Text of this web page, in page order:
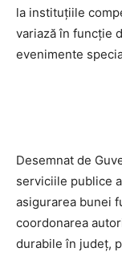
la instituțiile
variază în funcție
evenimente
Desemnat de
serviciile publice
asigurarea bunei
coordonarea
durabile în județ,